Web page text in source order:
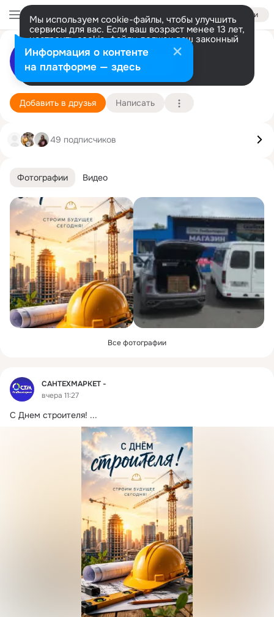
Войти
Мы используем cookie-файлы, чтобы улучшить
сервисы для вас. Если ваш возраст менее 13 лет,
настроить cookie-файлы должен ваш законный
представитель. Больше информации
Разрешить все Настроить
САНТЕХМАРКЕТ -
Саранск 1 октября Подробнее
Добавить в друзья Написать
Фотографии Видео
Все фотографии
Фид
САНТЕХМАРКЕТ -
вчера 11:27
С Днем строителя! ...
49 подписчиков
Информация о контенте
на платформе — здесь